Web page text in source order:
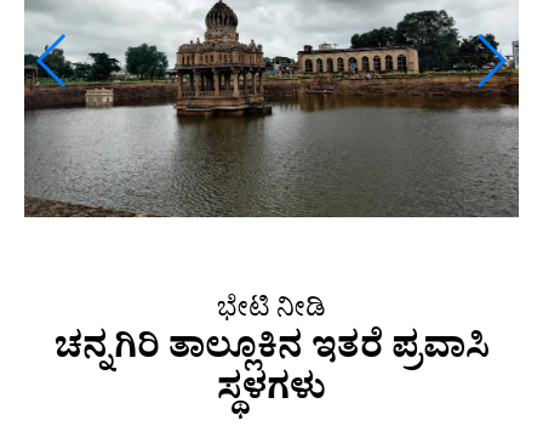
ಭೇಟಿ ನೀಡಿ
ಚನ್ನಗಿರಿ ತಾಲ್ಲೂಕಿನ ಇತರೆ ಪ್ರವಾಸಿ
ಸ್ಥಳಗಳು